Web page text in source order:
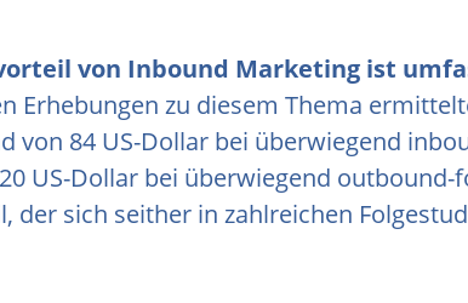
von Inbound Marketing ist
Erhebungen zu diesem Thema
von 84 US-Dollar bei überwiegend
US-Dollar bei überwiegend
der sich seither in zahlreichen